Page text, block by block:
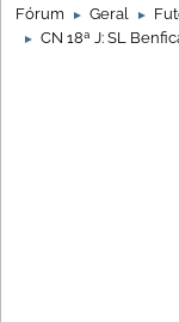
Fórum ► Geral ►
► CN 18ª J: SL